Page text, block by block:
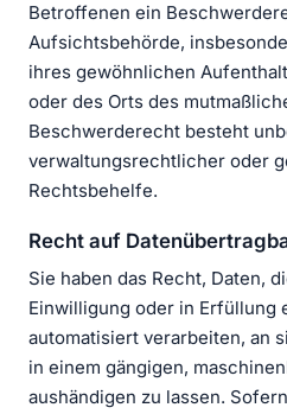
Betroffenen ein
Aufsichtsbehörde,
ihres gewöhnlichen
oder des Orts des
Beschwerderecht besteht
verwaltungsrechtlicher oder
Rechtsbehelfe.
Recht auf
Sie haben das Recht, Daten,
Einwilligung oder in Erfüllung
automatisiert verarbeiten, an
in einem gängigen,
aushändigen zu lassen.